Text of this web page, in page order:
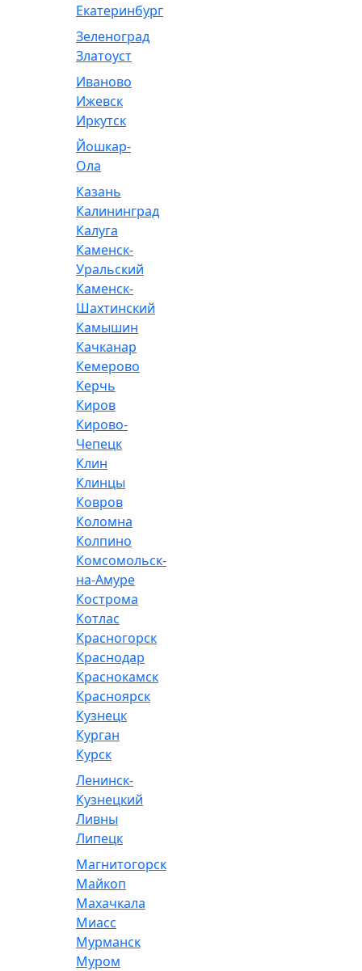
Екатеринбург
Зеленоград
Златоуст
Иваново
Ижевск
Иркутск
Йошкар-
Ола
Казань
Калининград
Калуга
Каменск-
Уральский
Каменск-
Шахтинский
Камышин
Качканар
Кемерово
Керчь
Киров
Кирово-
Чепецк
Клин
Клинцы
Ковров
Коломна
Колпино
Комсомольск-
на-Амуре
Кострома
Котлас
Красногорск
Краснодар
Краснокамск
Красноярск
Кузнецк
Курган
Курск
Ленинск-
Кузнецкий
Ливны
Липецк
Магнитогорск
Майкоп
Махачкала
Миасс
Мурманск
Муром